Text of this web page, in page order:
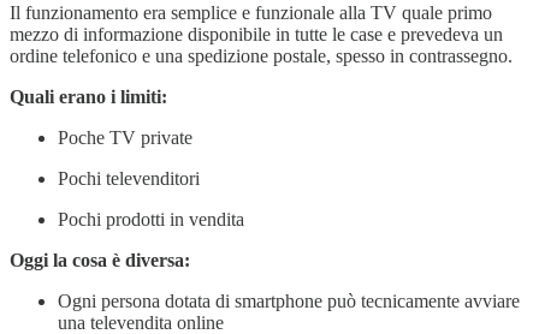
Il funzionamento era semplice e funzionale alla TV quale primo
mezzo di informazione disponibile in tutte le case e prevedeva un
ordine telefonico e una spedizione postale, spesso in contrassegno.
Quali erano i limiti:
Poche TV private
Pochi televenditori
Pochi prodotti in vendita
Oggi la cosa è diversa:
Ogni persona dotata di smartphone può tecnicamente avviare
una televendita online